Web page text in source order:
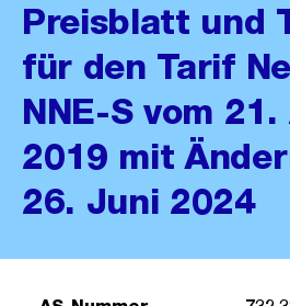
Preisblatt und
für den Tarif
NNE-S vom
2019 mit
26. Juni 2024